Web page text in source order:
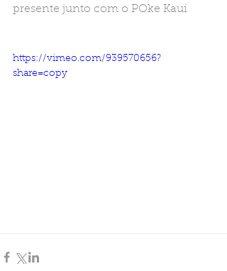
presente junto com o POke Kaui
https://vimeo.com/939570656?
share=copy